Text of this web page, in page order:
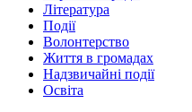
Література
Події
Волонтерство
Життя в громадах
Надзвичайні події
Освіта